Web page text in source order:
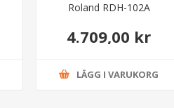
Roland RDH-102A
4.709,00 kr
LÄGG I VARUKORG